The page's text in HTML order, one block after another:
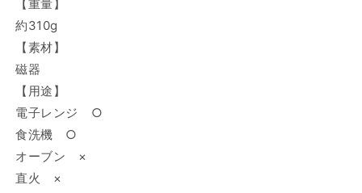
【重量】
約310g
【素材】
磁器
【用途】
電子レンジ ○
食洗機 ○
オーブン ×
直火 ×